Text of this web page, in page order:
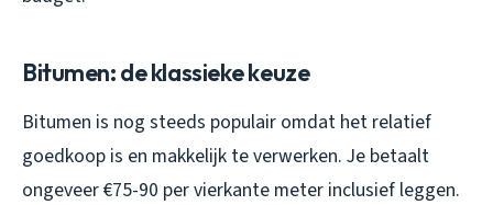
Bitumen: de klassieke keuze
Bitumen is nog steeds populair omdat het relatief
goedkoop is en makkelijk te verwerken. Je betaalt
ongeveer €75-90 per vierkante meter inclusief leggen.